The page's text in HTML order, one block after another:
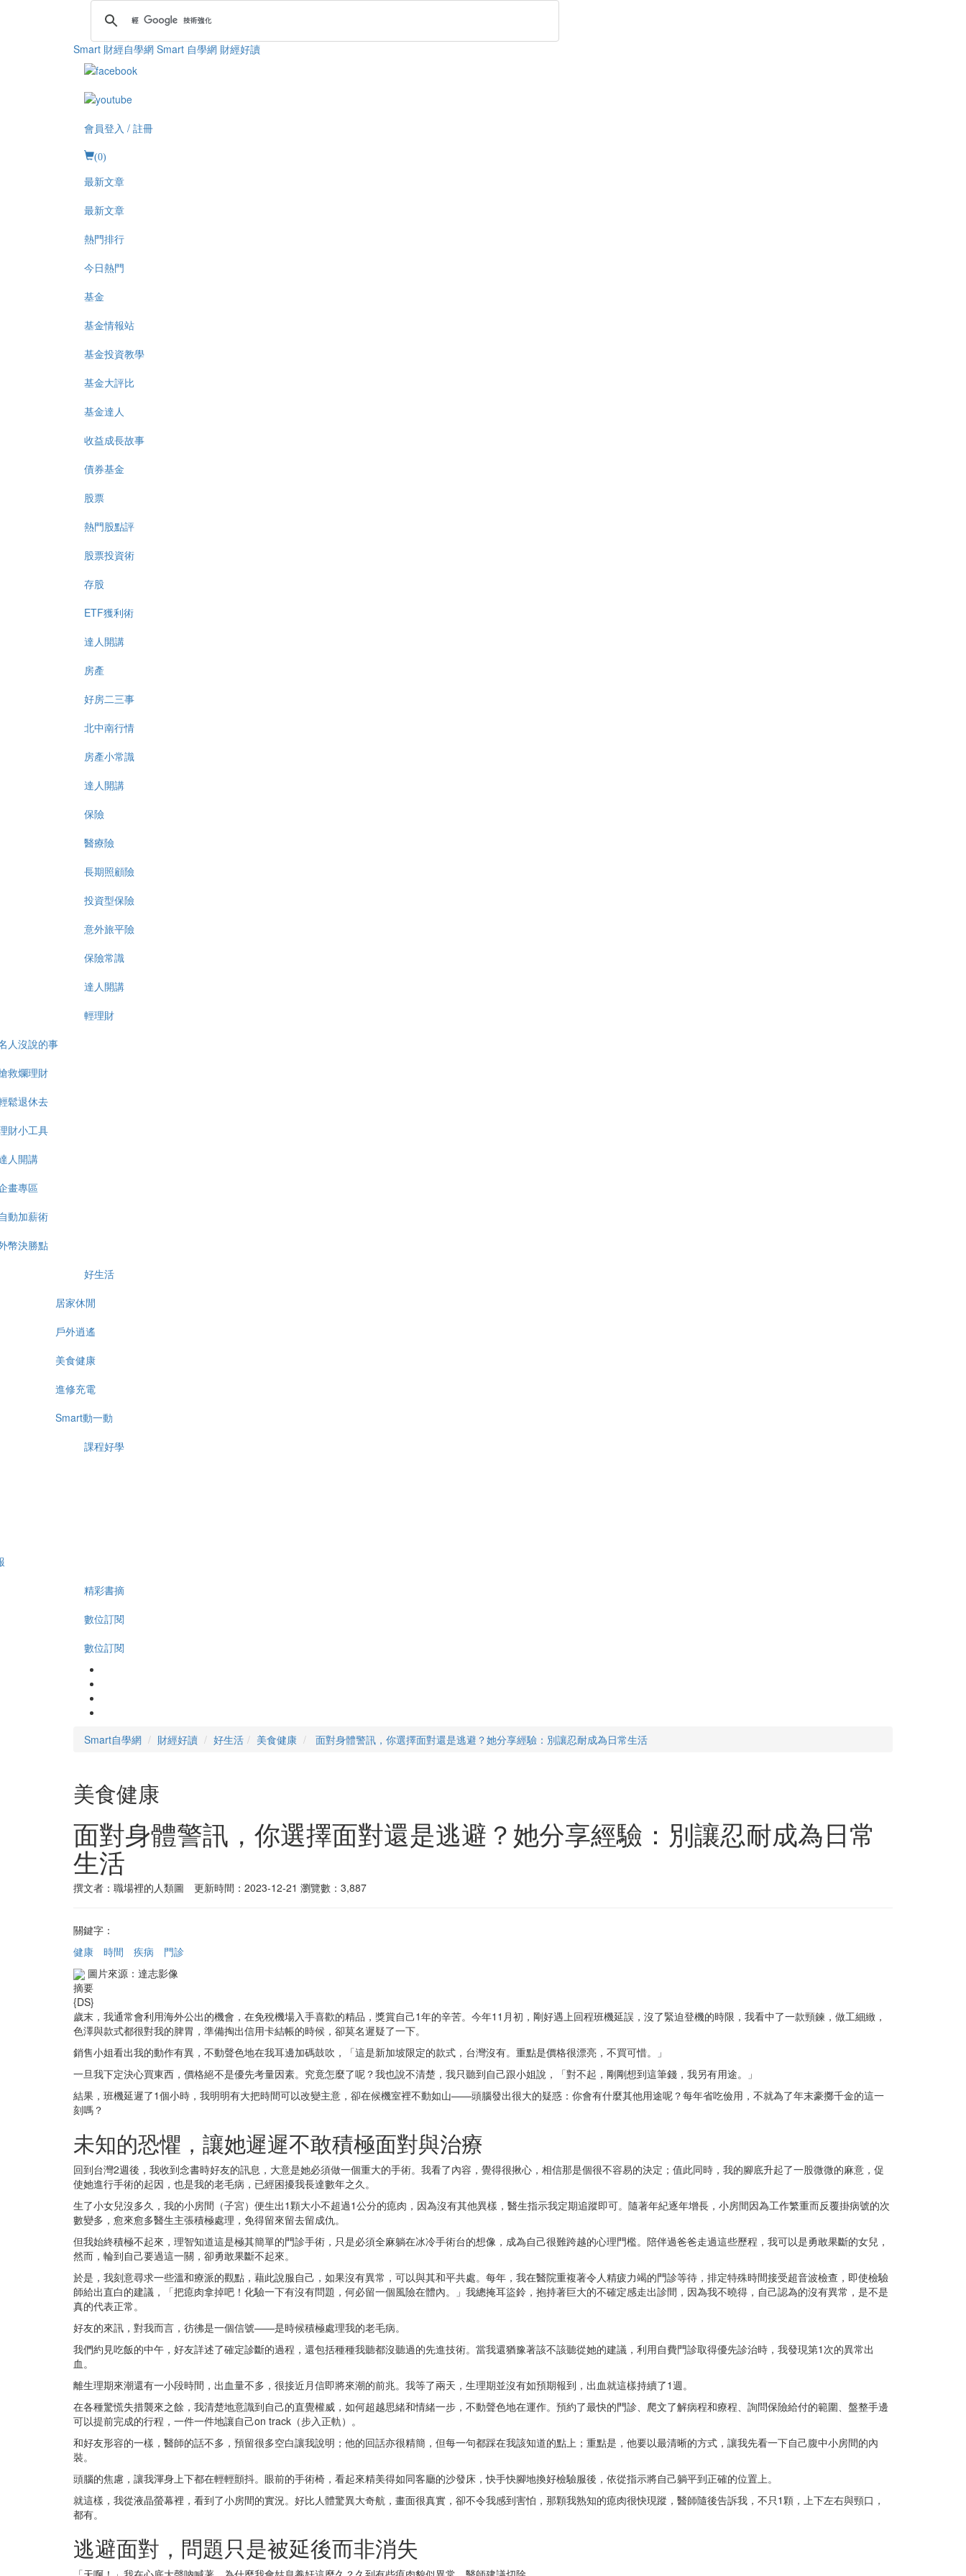
Smart 財經自學網 Smart 自學網 財經好讀
會員登入 / 註冊
(0)
最新文章
最新文章
熱門排行
今日熱門
基金
基金情報站
基金投資教學
基金大評比
基金達人
收益成長故事
債券基金
股票
熱門股點評
股票投資術
存股
ETF獲利術
達人開講
房產
好房二三事
北中南行情
房產小常識
達人開講
保險
醫療險
長期照顧險
投資型保險
意外旅平險
保險常識
達人開講
輕理財
人沒說的事
救爛理財
鬆退休去
財小工具
人開講
畫專區
動加薪術
幣決勝點
好生活
居家休閒
戶外逍遙
美食健康
進修充電
Smart動一動
課程好學
精彩書摘
數位訂閱
數位訂閱
Smart自學網 財經好讀 好生活 美食健康 面對身體警訊，你選擇面對還是逃避？她分享經驗：別讓忍耐成為日常生活
美食健康
面對身體警訊，你選擇面對還是逃避？她分享經驗：別讓忍耐成為日常
生活
撰文者：職場裡的人類圖 更新時間：2023-12-21 瀏覽數：3,887
關鍵字：
健康
時間 疾病
門診
圖片來源：達志影像
摘要
{DS}
歲末，我通常會利用海外公出的機會，在免稅機場入手喜歡的精品，獎賞自己1年的辛苦。今年11月初，剛好遇上回程班機延誤，沒了緊迫登機的時限，我看中了一款頸鍊，做工細緻，
色澤與款式都很對我的脾胃，準備掏出信用卡結帳的時候，卻莫名遲疑了一下。
銷售小姐看出我的動作有異，不動聲色地在我耳邊加碼鼓吹，「這是新加坡限定的款式，台灣沒有。重點是價格很漂亮，不買可惜。」
一旦我下定決心買東西，價格絕不是優先考量因素。究竟怎麼了呢？我也說不清楚，我只聽到自己跟小姐說，「對不起，剛剛想到這筆錢，我另有用途。」
結果，班機延遲了1個小時，我明明有大把時間可以改變主意，卻在候機室裡不動如山——頭腦發出很大的疑惑：你會有什麼其他用途呢？每年省吃儉用，不就為了年末豪擲千金的這一
刻嗎？
未知的恐懼，讓她遲遲不敢積極面對與治療
回到台灣2週後，我收到念書時好友的訊息，大意是她必須做一個重大的手術。我看了內容，覺得很揪心，相信那是個很不容易的決定；值此同時，我的腳底升起了一股微微的麻意，促
使她進行手術的起因，也是我的老毛病，已經困擾我長達數年之久。
生了小女兒沒多久，我的小房間（子宮）便生出1顆大小不超過1公分的瘜肉，因為沒有其他異樣，醫生指示我定期追蹤即可。隨著年紀逐年增長，小房間因為工作繁重而反覆掛病號的次
數變多，愈來愈多醫生主張積極處理，免得留來留去留成仇。
但我始終積極不起來，理智知道這是極其簡單的門診手術，只是必須全麻躺在冰冷手術台的想像，成為自己很難跨越的心理門檻。陪伴過爸爸走過這些歷程，我可以是勇敢果斷的女兒，
然而，輪到自己要過這一關，卻勇敢果斷不起來。
於是，我刻意尋求一些溫和療派的觀點，藉此說服自己，如果沒有異常，可以與其和平共處。每年，我在醫院重複著令人精疲力竭的門診等待，排定特殊時間接受超音波檢查，即使檢驗
師給出直白的建議，「把瘜肉拿掉吧！化驗一下有沒有問題，何必留一個風險在體內。」我總掩耳盜鈴，抱持著巨大的不確定感走出診間，因為我不曉得，自己認為的沒有異常，是不是
真的代表正常。
好友的來訊，對我而言，彷彿是一個信號——是時候積極處理我的老毛病。
我們約見吃飯的中午，好友詳述了確定診斷的過程，還包括種種我聽都沒聽過的先進技術。當我還猶豫著該不該聽從她的建議，利用自費門診取得優先診治時，我發現第1次的異常出
血。
離生理期來潮還有一小段時間，出血量不多，很接近月信即將來潮的前兆。我等了兩天，生理期並沒有如預期報到，出血就這樣持續了1週。
在各種驚慌失措襲來之餘，我清楚地意識到自己的直覺權威，如何超越思緒和情緒一步，不動聲色地在運作。預約了最快的門診、爬文了解病程和療程、詢問保險給付的範圍、盤整手邊
可以提前完成的行程，一件一件地讓自己on track（步入正軌）。
和好友形容的一樣，醫師的話不多，預留很多空白讓我說明；他的回話亦很精簡，但每一句都踩在我該知道的點上；重點是，他要以最清晰的方式，讓我先看一下自己腹中小房間的內
裝。
頭腦的焦慮，讓我渾身上下都在輕輕顫抖。眼前的手術椅，看起來精美得如同客廳的沙發床，快手快腳地換好檢驗服後，依從指示將自己躺平到正確的位置上。
就這樣，我從液晶螢幕裡，看到了小房間的實況。好比人體驚異大奇航，畫面很真實，卻不令我感到害怕，那顆我熟知的瘜肉很快現蹤，醫師隨後告訴我，不只1顆，上下左右與頸口，
都有。
逃避面對，問題只是被延後而非消失